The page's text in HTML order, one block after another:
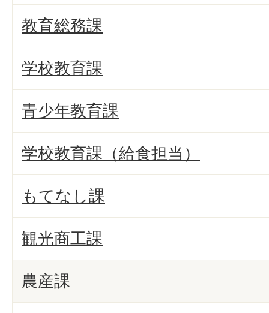
教育総務課
学校教育課
青少年教育課
学校教育課（給食担当）
もてなし課
観光商工課
農産課